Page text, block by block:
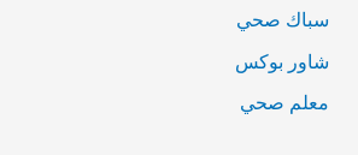
سباك صحي
شاور بوكس
معلم صحي